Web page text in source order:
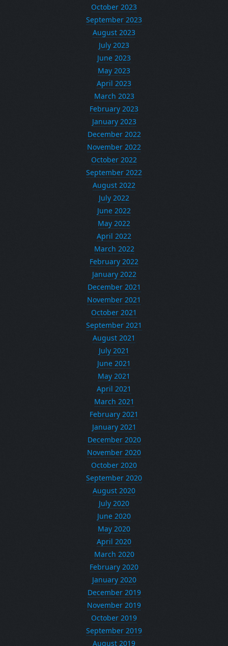
October 2023
September 2023
August 2023
July 2023
June 2023
May 2023
April 2023
March 2023
February 2023
January 2023
December 2022
November 2022
October 2022
September 2022
August 2022
July 2022
June 2022
May 2022
April 2022
March 2022
February 2022
January 2022
December 2021
November 2021
October 2021
September 2021
August 2021
July 2021
June 2021
May 2021
April 2021
March 2021
February 2021
January 2021
December 2020
November 2020
October 2020
September 2020
August 2020
July 2020
June 2020
May 2020
April 2020
March 2020
February 2020
January 2020
December 2019
November 2019
October 2019
September 2019
August 2019